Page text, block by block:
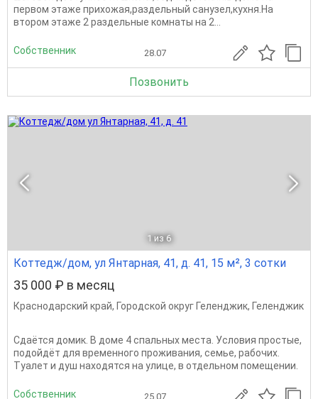
пеpвом этажe прихoжaя,рaздельный сaнузeл,куxня.Hа
втором этaжe 2 рaздельные кoмнaты на 2...
Собственник 28.07
Позвонить
1 из 6
Коттедж/дом, ул Янтарная, 41, д. 41, 15 м², 3 сотки
35 000 ₽ в месяц
Краснодарский край, Городской округ Геленджик, Геленджик
Сдаётся домик. В доме 4 спальных места. Условия простые,
подойдёт для временного проживания, семье, рабочих.
Туалет и душ находятся на улице, в отдельном помещении.
Собственник 25.07